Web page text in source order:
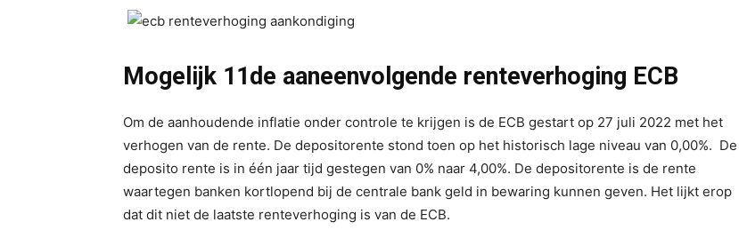
Mogelijk 11de aaneenvolgende renteverhoging ECB
Om de aanhoudende inflatie onder controle te krijgen is de ECB gestart op 27 juli 2022 met het
verhogen van de rente. De depositorente stond toen op het historisch lage niveau van 0,00%. De
deposito rente is in één jaar tijd gestegen van 0% naar 4,00%. De depositorente is de rente
waartegen banken kortlopend bij de centrale bank geld in bewaring kunnen geven. Het lijkt erop
dat dit niet de laatste renteverhoging is van de ECB.